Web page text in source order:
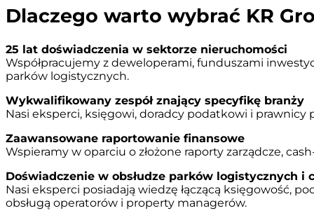
Dlaczego warto wybrać KR
25 lat doświadczenia w sektorze nieruchomości
Współpracujemy z deweloperami, funduszami
parków logistycznych.
Wykwalifikowany zespół znający specyfikę branży
Nasi eksperci, księgowi, doradcy podatkowi i prawnicy
Zaawansowane raportowanie finansowe
Wspieramy w oparciu o złożone raporty zarządcze,
Doświadczenie w obsłudze parków logistycznych i
Nasi eksperci posiadają wiedzę łączącą księgowość,
obsługą operatorów i property managerów.